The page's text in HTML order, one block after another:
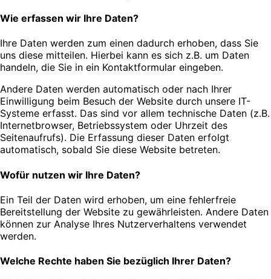
Wie erfassen wir Ihre Daten?
Ihre Daten werden zum einen dadurch erhoben, dass Sie
uns diese mitteilen. Hierbei kann es sich z.B. um Daten
handeln, die Sie in ein Kontaktformular eingeben.
Andere Daten werden automatisch oder nach Ihrer
Einwilligung beim Besuch der Website durch unsere IT-
Systeme erfasst. Das sind vor allem technische Daten (z.B.
Internetbrowser, Betriebssystem oder Uhrzeit des
Seitenaufrufs). Die Erfassung dieser Daten erfolgt
automatisch, sobald Sie diese Website betreten.
Wofür nutzen wir Ihre Daten?
Ein Teil der Daten wird erhoben, um eine fehlerfreie
Bereitstellung der Website zu gewährleisten. Andere Daten
können zur Analyse Ihres Nutzerverhaltens verwendet
werden.
Welche Rechte haben Sie bezüglich Ihrer Daten?